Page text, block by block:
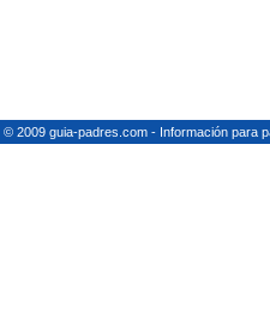
© 2009 guia-padres.com - Información para